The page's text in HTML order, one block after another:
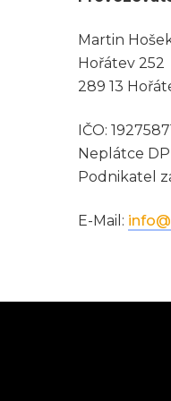
Martin
Hořátev 252
289 13
IČO:
Neplátce
Podnikatel
E-Mail: